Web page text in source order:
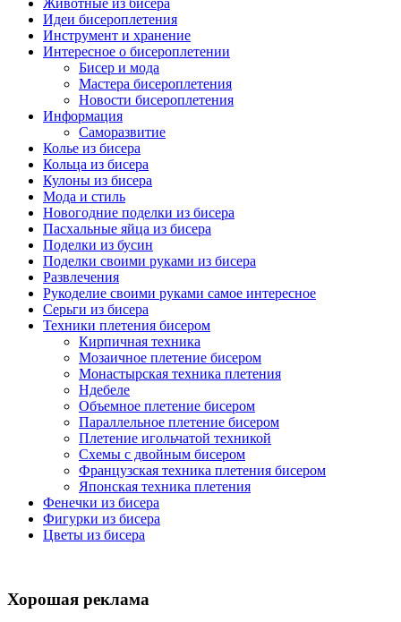
Идеи бисероплетения
Инструмент и хранение
Интересное о бисероплетении
Бисер и мода
Мастера бисероплетения
Новости бисероплетения
Информация
Саморазвитие
Колье из бисера
Кольца из бисера
Кулоны из бисера
Мода и стиль
Новогодние поделки из бисера
Пасхальные яйца из бисера
Поделки из бусин
Поделки своими руками из бисера
Развлечения
Рукоделие своими руками самое интересное
Серьги из бисера
Техники плетения бисером
Кирпичная техника
Мозаичное плетение бисером
Монастырская техника плетения
Ндебеле
Объемное плетение бисером
Параллельное плетение бисером
Плетение игольчатой техникой
Схемы с двойным бисером
Французская техника плетения бисером
Японская техника плетения
Фенечки из бисера
Фигурки из бисера
Цветы из бисера
Хорошая реклама